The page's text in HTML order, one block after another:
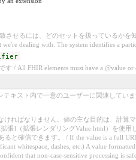
せるには、どのセットを扱っているか
dealing with. The system identifies a
/ All FHIR elements must have a @value
キスト内で一意のユーザーに関連してい
ればなりません。値の主な目的は、計
張]（拡張レンダリングValue.html）を使
と確信できます。 / If the value is a full
whitespace, dashes, etc.) A value
that non-case-sensitive processing is